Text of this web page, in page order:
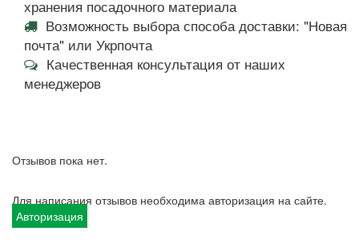
хранения посадочного материала
Возможность выбора способа доставки: "Новая
почта" или Укрпочта
Качественная консультация от наших
менеджеров
Отзывов пока нет.
Для написания отзывов необходима авторизация на сайте.
Авторизация